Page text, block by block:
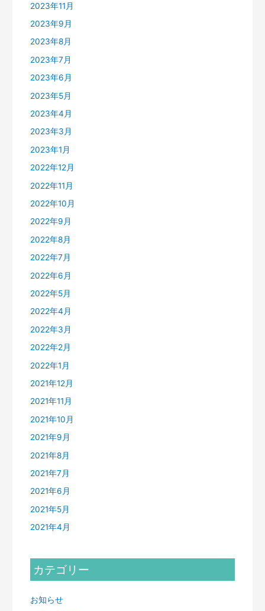
2023年11月
2023年9月
2023年8月
2023年7月
2023年6月
2023年5月
2023年4月
2023年3月
2023年1月
2022年12月
2022年11月
2022年10月
2022年9月
2022年8月
2022年7月
2022年6月
2022年5月
2022年4月
2022年3月
2022年2月
2022年1月
2021年12月
2021年11月
2021年10月
2021年9月
2021年8月
2021年7月
2021年6月
2021年5月
2021年4月
カテゴリー
お知らせ